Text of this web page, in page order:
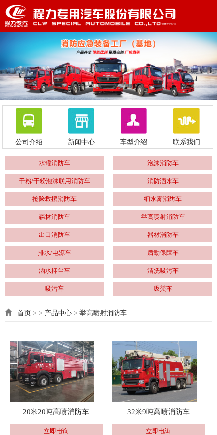
公司介绍 新闻中心 车型介绍 联系我们
水罐消防车 泡沫消防车
干粉/干粉泡沫联用消防车 消防洒水车
抢险救援消防车 细水雾消防车
森林消防车 举高喷射消防车
出口消防车 器材消防车
排水/电源车 后勤保障车
洒水抑尘车 清洗吸污车
吸污车 吸粪车
首页 > > 产品中心 > 举高喷射消防车
20米20吨高喷消防车 32米9吨高喷消防车